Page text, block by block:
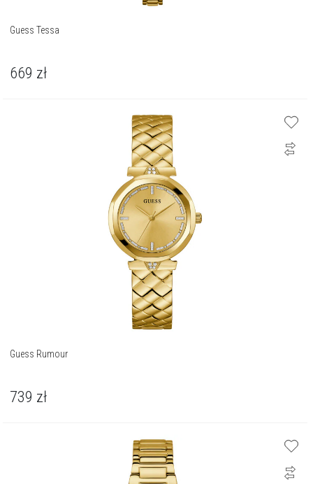
Guess Tessa
669 zł
Guess Rumour
739 zł